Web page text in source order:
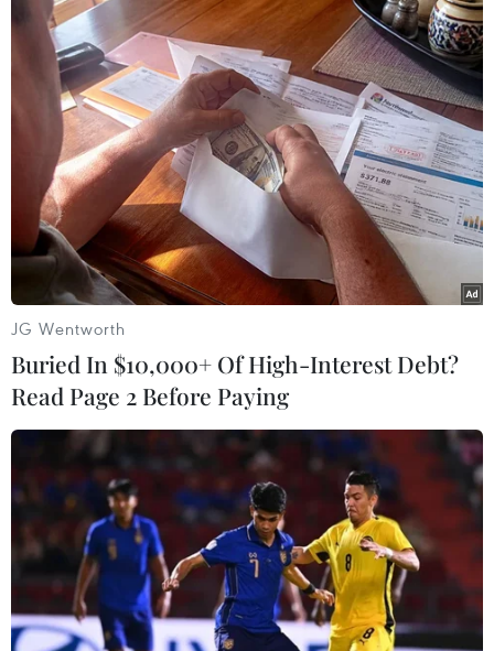
#Quảng Nam #Hội An
#Biển Cửa Đại
#Chìm canô du lịch
#Cầu siêu
#Nạn nhân
TP. Đà Nẵng
Quảng Nam
Theo dõi VietnamPlus
TIN CÙNG CHUYÊN MỤC
Xe tải va chạm xe máy tại Đắk Lắk
làm hai người thương vong
08/08/2026 14:58
JG Wentworth
Buried In $10,000+ Of High-Interest Debt?
Read Page 2 Before Paying